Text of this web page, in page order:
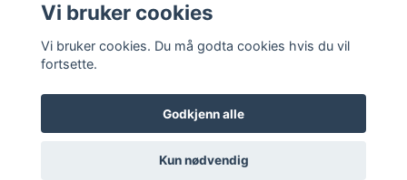
© 2026 Turtle Nordic - Norge
Vi bruker cookies
Vi bruker cookies. Du må godta cookies hvis du vil
fortsette.
Godkjenn alle
Kun nødvendig